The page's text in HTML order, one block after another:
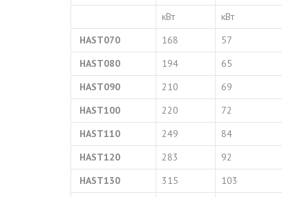
кВт кВт
HAST070 168 57
HAST080
194 65
HAST090
210 69
HAST100
220 72
HAST110
249 84
HAST120
283 92
HAST130
315 103